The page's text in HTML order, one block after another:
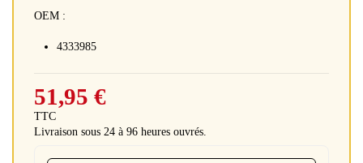
OEM :
4333985
51,95 €
TTC
Livraison sous 24 à 96 heures ouvrés.